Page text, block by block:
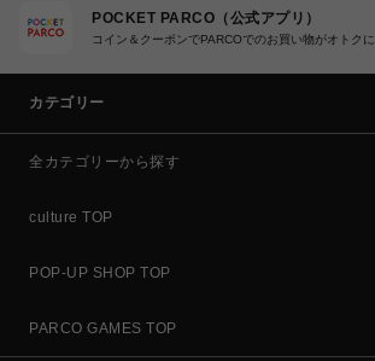
POCKET PARCO（公式アプリ）
コイン＆クーポンでPARCOでのお買い物がオトクに
カテゴリー
全カテゴリーから探す
culture TOP
POP-UP SHOP TOP
PARCO GAMES TOP